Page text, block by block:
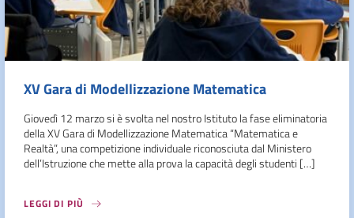
XV Gara di Modellizzazione Matematica
Giovedì 12 marzo si è svolta nel nostro Istituto la fase eliminatoria
della XV Gara di Modellizzazione Matematica “Matematica e
Realtà”, una competizione individuale riconosciuta dal Ministero
dell’Istruzione che mette alla prova la capacità degli studenti […]
LEGGI DI PIÙ